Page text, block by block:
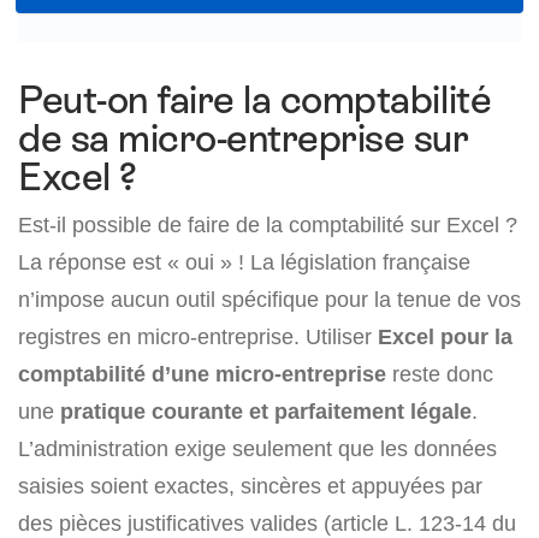
Peut-on faire la comptabilité
de sa micro-entreprise sur
Excel ?
Est-il possible de faire de la comptabilité sur Excel ?
La réponse est « oui » ! La législation française
n’impose aucun outil spécifique pour la tenue de vos
registres en micro-entreprise. Utiliser Excel pour la
comptabilité d’une micro-entreprise reste donc
une pratique courante et parfaitement légale.
L’administration exige seulement que les données
saisies soient exactes, sincères et appuyées par
des pièces justificatives valides (article L. 123-14 du